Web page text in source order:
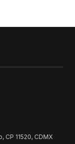
CP 11520, CDMX